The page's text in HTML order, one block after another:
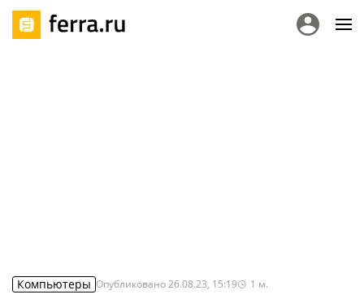
Компьютеры Опубликовано26.08.23, 15:19 1 м.